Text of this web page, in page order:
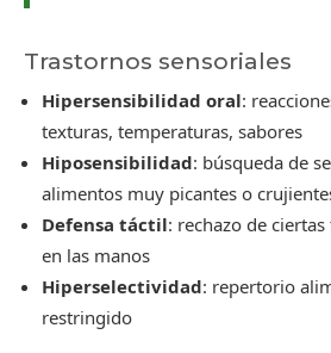
Trastornos sensoriales
Hipersensibilidad oral:
texturas, temperaturas, sabores
Hiposensibilidad: búsqueda de
alimentos muy picantes o
Defensa táctil: rechazo de
en las manos
Hiperselectividad: repertorio
restringido